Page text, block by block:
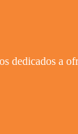
dedicados